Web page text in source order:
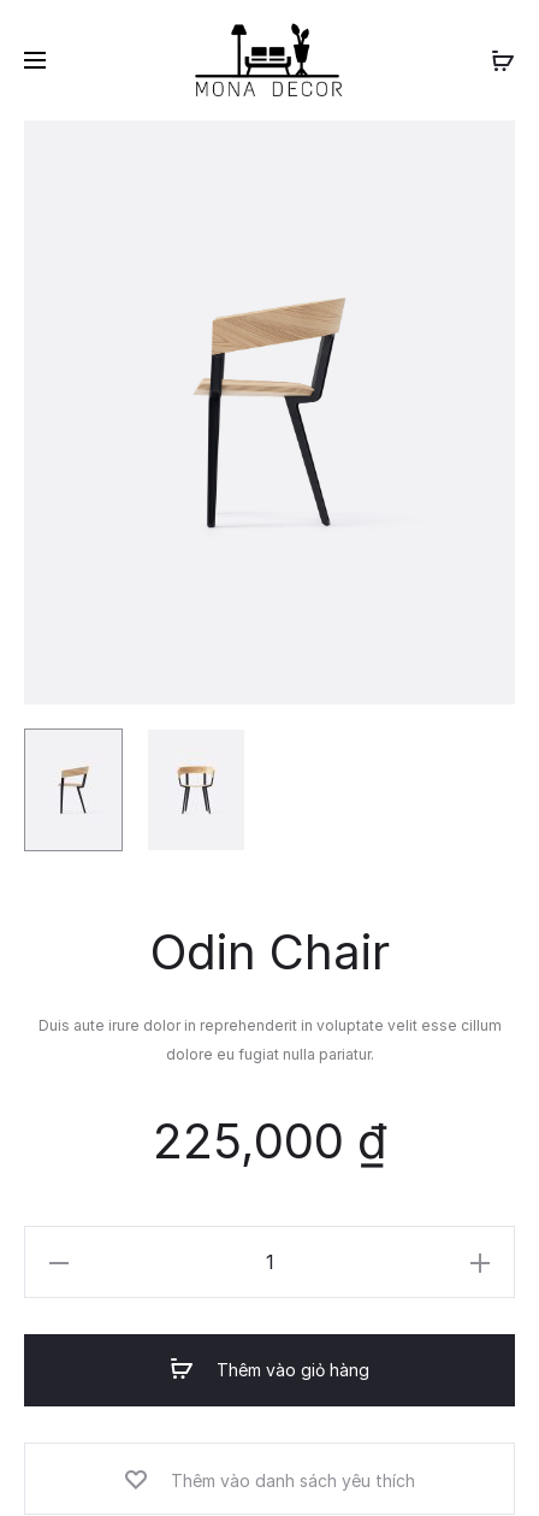
Odin Chair
Duis aute irure dolor in reprehenderit in voluptate velit esse cillum
dolore eu fugiat nulla pariatur.
225,000 ₫
Thêm vào giỏ hàng
Thêm vào danh sách yêu thích